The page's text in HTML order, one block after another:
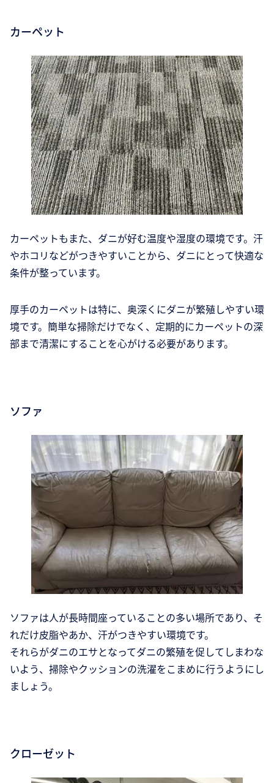
カーペット
カーペットもまた、ダニが好む温度や湿度の環境です。汗
やホコリなどがつきやすいことから、ダニにとって快適な
条件が整っています。
厚手のカーペットは特に、奥深くにダニが繁殖しやすい環
境です。簡単な掃除だけでなく、定期的にカーペットの深
部まで清潔にすることを心がける必要があります。
ソファ
ソファは人が長時間座っていることの多い場所であり、そ
れだけ皮脂やあか、汗がつきやすい環境です。
それらがダニのエサとなってダニの繁殖を促してしまわな
いよう、掃除やクッションの洗濯をこまめに行うようにし
ましょう。
クローゼット